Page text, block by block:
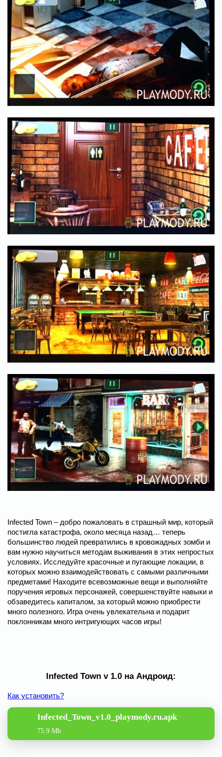
Infected Town – добро пожаловать в страшный мир, который
постигла катастрофа, около месяца назад… теперь
большинство людей превратились в кровожадных зомби и
вам нужно научиться методам выживания в этих непростых
условиях. Исследуйте красочные и пугающие локации, в
которых можно взаимодействовать с самыми различными
предметами! Находите всевозможные вещи и выполняйте
поручения игровых персонажей, совершенствуйте навыки и
обзаведитесь капиталом, за который можно приобрести
много полезного. Игра очень увлекательна и подарит
поклонникам много интригующих часов игры!
Infected Town v 1.0 на Андроид:
Как установить?
Infected_Town_v1.0_playmody.ru.apk
75.9 Mb